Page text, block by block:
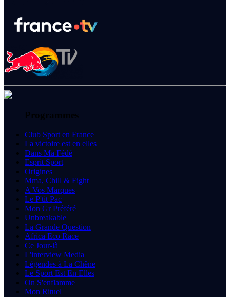
Programmes
Club Sport en France
La victoire est en elles
Dans Ma Fédé
Esprit Sport
Origines
Mma, Chill & Fight
A Vos Marques
Le P'tit Pac
Mon Gr Préféré
Unbreakable
La Grande Question
Africa Eco Race
Ce Jour-là
L'interview Media
Légendes à La Chêne
Le Sport Est En Elles
On S'enflamme
Mon Rituel